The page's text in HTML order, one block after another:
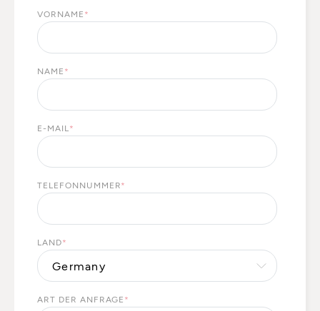
VORNAME *
NAME *
E-MAIL *
TELEFONNUMMER*
LAND*
ART DER ANFRAGE *